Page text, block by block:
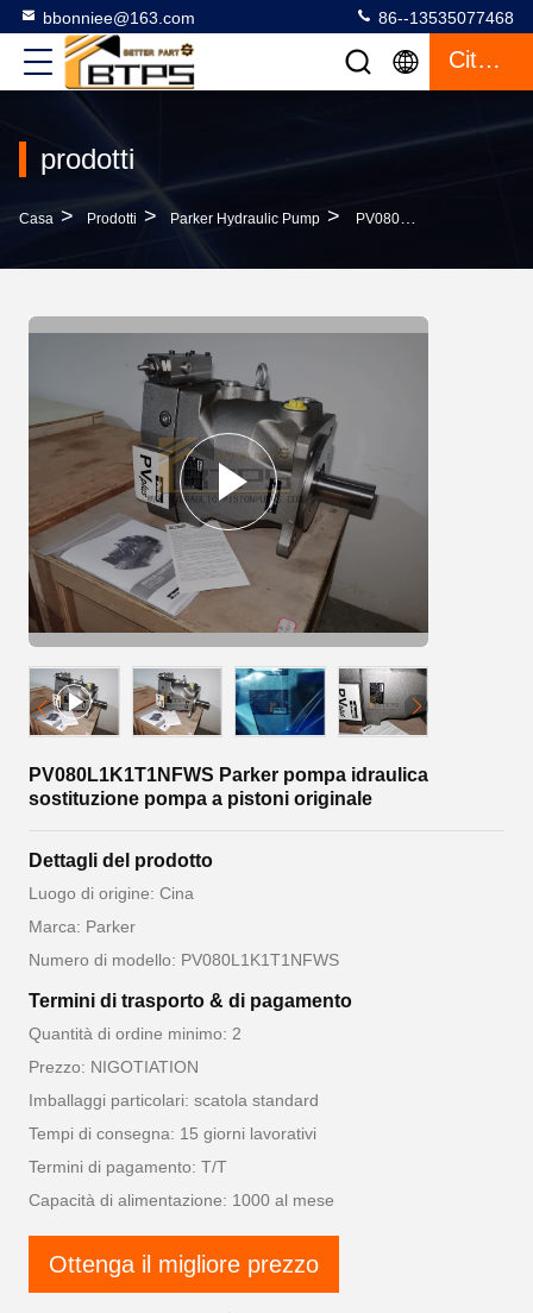
bbonniee@163.com 86--13535077468
Citazione
prodotti
Casa > Prodotti > Parker Hydraulic Pump > PV080L1K1T1NFWS Parker Pompa Idraulica Sostituzione Pompa A Pistoni Originale
PV080L1K1T1NFWS Parker pompa idraulica
sostituzione pompa a pistoni originale
Dettagli del prodotto
Luogo di origine: Cina
Marca: Parker
Numero di modello: PV080L1K1T1NFWS
Termini di trasporto & di pagamento
Quantità di ordine minimo: 2
Prezzo: NIGOTIATION
Imballaggi particolari: scatola standard
Tempi di consegna: 15 giorni lavorativi
Termini di pagamento: T/T
Capacità di alimentazione: 1000 al mese
Ottenga il migliore prezzo